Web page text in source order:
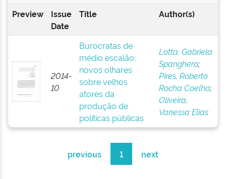
Preview
Issue
Date
Title Author(s)
2014-
10
Burocratas de
médio escalão:
novos olhares
sobre velhos
atores da
produção de
políticas públicas
Lotta, Gabriela
Spanghero;
Pires, Roberto
Rocha Coelho;
Oliveira,
Vanessa Elias
previous 1 next